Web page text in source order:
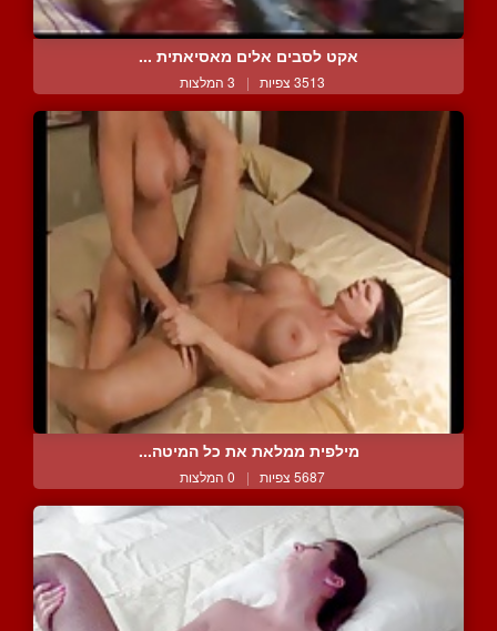
אקט לסבים אלים מאסיאתית ...
3513 צפיות | 3 המלצות
מילפית ממלאת את כל המיטה...
5687 צפיות | 0 המלצות